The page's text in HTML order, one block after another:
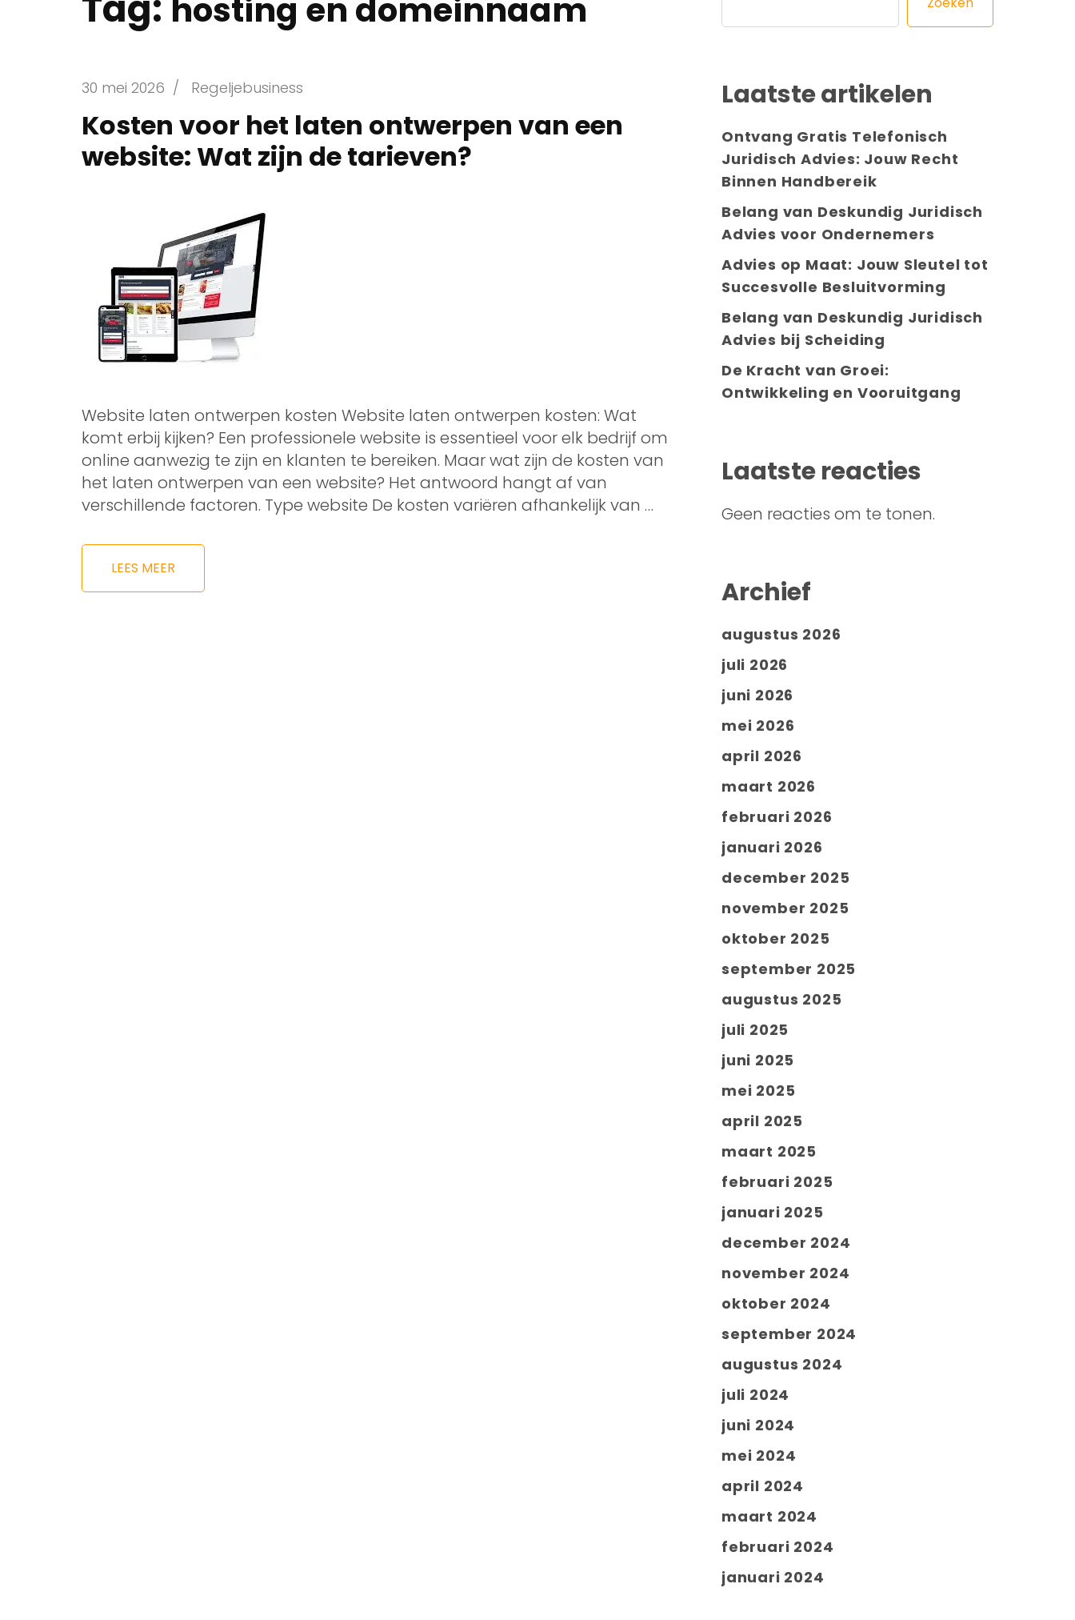
hosting en domeinnaam
30 mei 2026 / Regeljebusiness
Kosten voor het laten ontwerpen van een
website: Wat zijn de tarieven?
Website laten ontwerpen kosten Website laten ontwerpen kosten: Wat
komt erbij kijken? Een professionele website is essentieel voor elk bedrijf om
online aanwezig te zijn en klanten te bereiken. Maar wat zijn de kosten van
het laten ontwerpen van een website? Het antwoord hangt af van
verschillende factoren. Type website De kosten variëren afhankelijk van …
LEES MEER
Laatste artikelen
Ontvang Gratis Telefonisch
Juridisch Advies: Jouw Recht
Binnen Handbereik
Belang van Deskundig Juridisch
Advies voor Ondernemers
Advies op Maat: Jouw Sleutel tot
Succesvolle Besluitvorming
Belang van Deskundig Juridisch
Advies bij Scheiding
De Kracht van Groei:
Ontwikkeling en Vooruitgang
Laatste reacties
Geen reacties om te tonen.
Archief
augustus 2026
juli 2026
juni 2026
mei 2026
april 2026
maart 2026
februari 2026
januari 2026
december 2025
november 2025
oktober 2025
september 2025
augustus 2025
juli 2025
juni 2025
mei 2025
april 2025
maart 2025
februari 2025
januari 2025
december 2024
november 2024
oktober 2024
september 2024
augustus 2024
juli 2024
juni 2024
mei 2024
april 2024
maart 2024
februari 2024
januari 2024